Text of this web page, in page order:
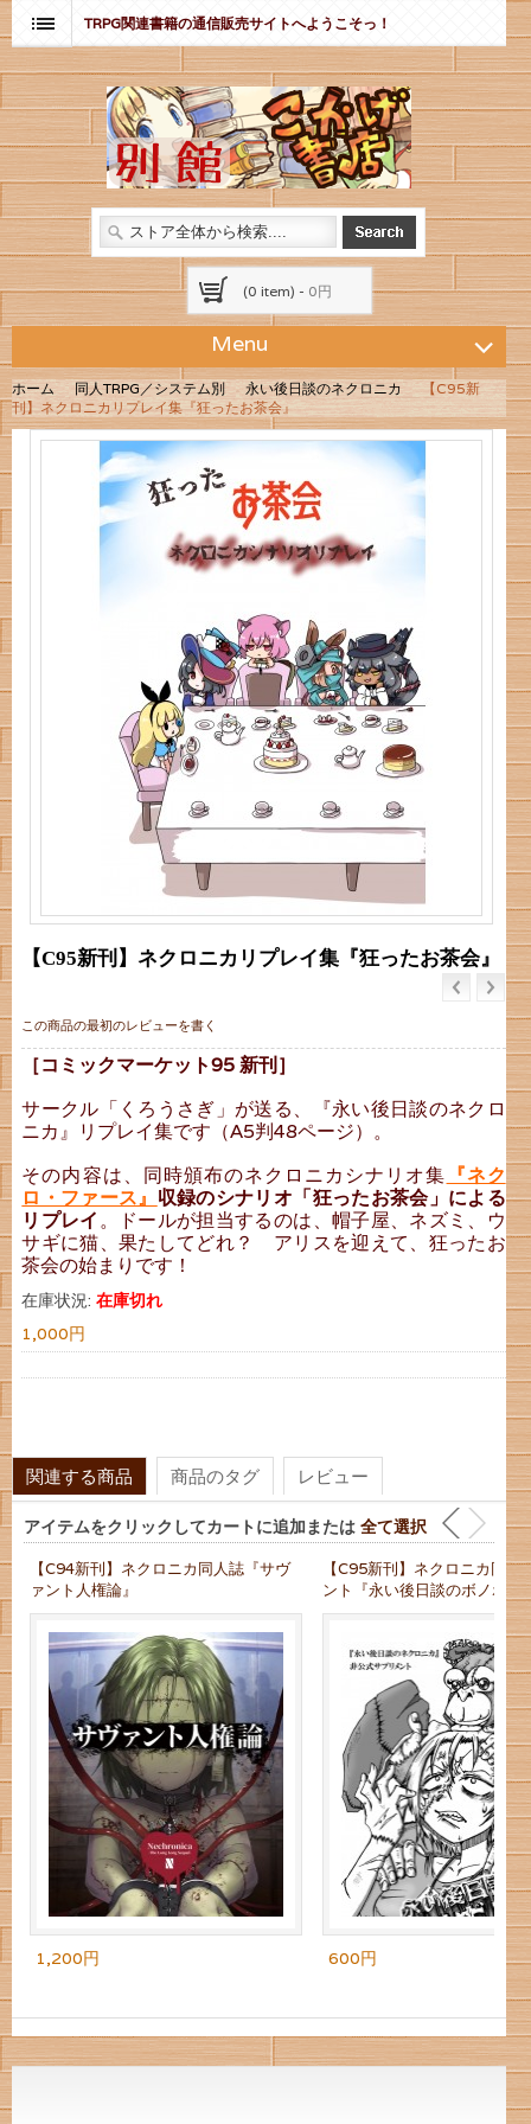
TRPG関連書籍の通信販売サイトへようこそっ！
(0 item) - 0円
Menu
ホーム 同人TRPG／システム別 永い後日談のネクロニカ
【C95新
刊】ネクロニカリプレイ集『狂ったお茶会』
【C95新刊】ネクロニカリプレイ集『狂ったお茶会』
この商品の最初のレビューを書く
［コミックマーケット95 新刊］
サークル「くろうさぎ」が送る、『永い後日談のネクロ
ニカ』リプレイ集です（A5判48ページ）。
その内容は、同時頒布のネクロニカシナリオ集 『ネク
ロ・ファース』 収録のシナリオ「狂ったお茶会」による
リプレイ。ドールが担当するのは、帽子屋、ネズミ、ウ
サギに猫、果たしてどれ？ アリスを迎えて、狂ったお
茶会の始まりです！
在庫状況:在庫切れ
1,000円
関連する商品 商品のタグ レビュー
アイテムをクリックしてカートに追加または 全て選択
【C94新刊】ネクロニカ同人誌『サヴ
ァント人権論』
1,200円
【C95新刊】ネクロニカ同人
ント『永い後日談のボノボニ
600円